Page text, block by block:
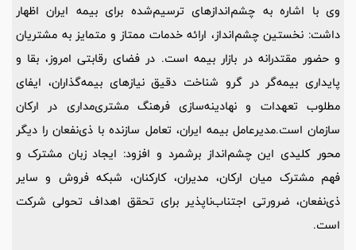
وی با اشاره به چشم‌اندازهای ترسیم‌شده برای بیمه ایران اظهار
داشت: نخستین چشم‌انداز، ارائه خدمات ممتاز و متمایز به مشتریان
و حضور مقتدرانه در بازار بیمه است. در فضای رقابتی امروز، بقا و
پایداری بیمه‌گر در گرو شناخت دقیق نیازهای بیمه‌گذاران، ایفای
مطلوب تعهدات و نهادینه‌سازی فرهنگ مشتری‌مداری در ارکان
سازمان است.مدیرعامل بیمه ایران، تعامل سازنده با ذی‌نفعان را دیگر
محور کلیدی این چشم‌انداز برشمرد و افزود: ایجاد زبان مشترک و
فهم مشترک میان ارکان، مدیران، کارکنان، شبکه فروش و سایر
ذی‌نفعان، ضرورتی اجتناب‌ناپذیر برای تحقق اهداف تحولی شرکت
است.